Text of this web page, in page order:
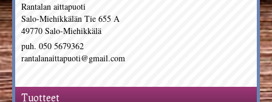
Rantalan aittapuoti
Salo-Miehikkälän Tie 655 A
49770 Salo-Miehikkälä
puh. 050 5679362
rantalanaittapuoti@gmail.com
Tuotteet